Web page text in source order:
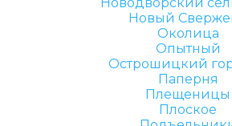
Новый
Околица
Опытный
Острошицкий
Паперня
Плещеницы
Плоское